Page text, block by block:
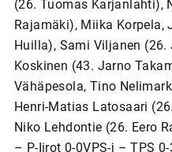
(26. Tuomas Karjanlahti),
Rajamäki), Miika Korpela,
Huilla), Sami Viljanen
Koskinen (43. Jarno
Vähäpesola, Tino
Henri-Matias Latosaari
Niko Lehdontie (26. Eero
– P-Iirot 0-0VPS-j – TPS